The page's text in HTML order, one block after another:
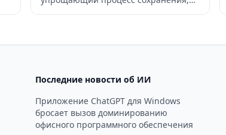
организации, обмена и поиска
продуктивности пользователей и
Последние новости об ИИ
Приложение ChatGPT для Windows
бросает вызов доминированию
офисного программного обеспечения